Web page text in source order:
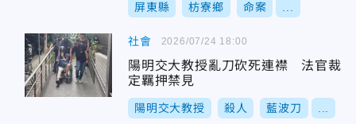
屏東縣 枋寮鄉 命案
社會
陽明交大教授亂刀砍死連襟 法官裁
定羈押禁見
陽明交大教授 殺人 藍波刀
2026/07/24 18:00